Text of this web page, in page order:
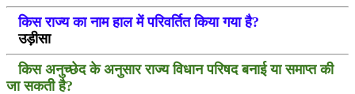
किस राज्य का नाम हाल में परिवर्तित किया गया है?
उड़ीसा
किस अनुच्छेद के अनुसार राज्य विधान परिषद बनाई या समाप्त की
जा सकती है?